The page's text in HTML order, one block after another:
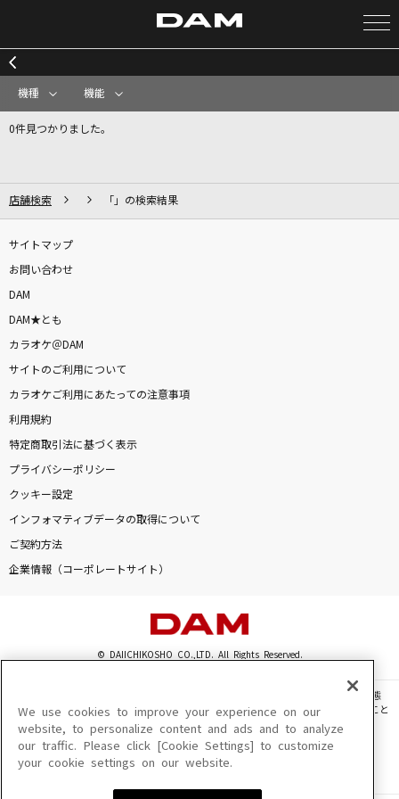
カラオケ検索
カラオケリクエスト
うたたね
Leina
BELIEVE
エンジェルス ハーモニー
[生音]115万キロのフィルム
Only Human(ビデオクリップバージョン)
K
和田光司
Good Luck!
機種 機能
0件見つかりました。
店舗検索 「」の検索結果
サイトマップ
お問い合わせ
DAM
DAM★とも
カラオケ＠DAM
サイトのご利用について
カラオケご利用にあたっての注意事項
利用規約
特定商取引法に基づく表示
プライバシーポリシー
クッキー設定
インフォマティブデータの取得について
ご契約方法
企業情報（コーポレートサイト）
© DAIICHIKOSHO CO.,LTD. All Rights Reserved.
このサイトに掲載されている一切の文章・画像・写真・動画・音声等を、手段や形態
を問わず、著作権法の定める範囲を超えて無断で複製、転載、ファイル化などすること
を禁じます。
楽曲及びコンテンツは、機種によりご利用いただけない場合があります。
楽曲及びコンテンツの配信日、配信内容が変更になる場合があります。
We use cookies to improve your experience on our
website, to personalize content and ads and to analyze
our traffic. Please click [Cookie Settings] to customize
your cookie settings on our website.